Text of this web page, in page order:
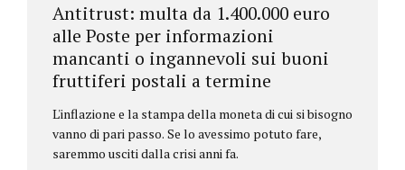
Antitrust: multa da 1.400.000 euro
alle Poste per informazioni
mancanti o ingannevoli sui buoni
fruttiferi postali a termine
L'inflazione e la stampa della moneta di cui si bisogno
vanno di pari passo. Se lo avessimo potuto fare,
saremmo usciti dalla crisi anni fa.